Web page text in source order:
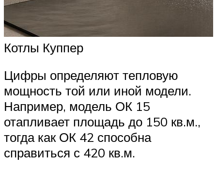
Котлы Куппер
Цифры определяют тепловую
мощность той или иной модели.
Например, модель ОК 15
отапливает площадь до 150 кв.м.,
тогда как ОК 42 способна
справиться с 420 кв.м.